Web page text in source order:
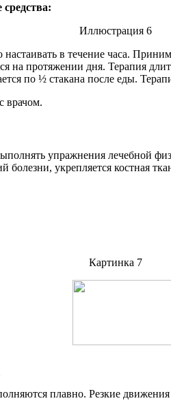
в течение часа.
на протяжении дня. Терапия
по ½ стакана после еды.
врачом.
упражнения лечебной
укрепляется костная
плавно. Резкие